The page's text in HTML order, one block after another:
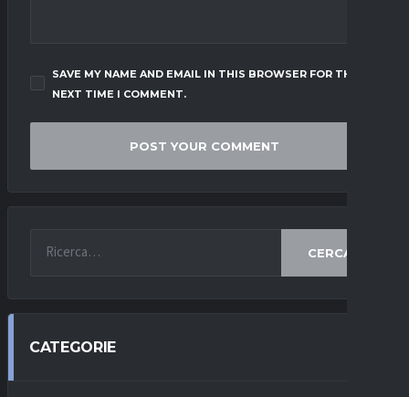
SAVE MY NAME AND EMAIL IN THIS BROWSER FOR THE
NEXT TIME I COMMENT.
CERCA
CATEGORIE